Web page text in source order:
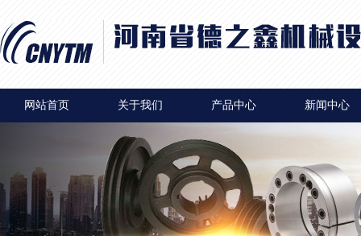
网站首页 关于我们 产品中心 新闻中心